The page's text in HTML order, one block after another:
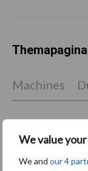
We value
We and our 4
Machines